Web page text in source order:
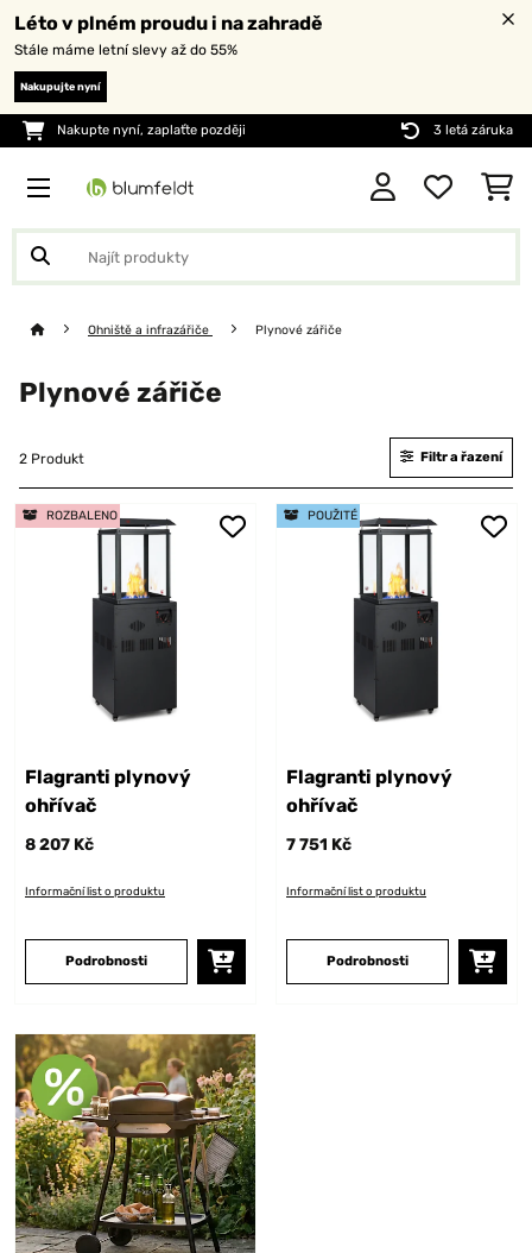
Léto v plném proudu i na zahradě
Stále máme letní slevy až do 55%
Nakupujte nyní
Nakupte nyní, zaplaťte později 3 letá záruka
Ohniště a infrazářiče Plynové zářiče
Plynové zářiče
2 Produkt Filtr a řazení
Flagranti plynový
ohřívač
8 207 Kč
Informační list o produktu
Podrobnosti
ROZBALENO
Flagranti plynový
ohřívač
7 751 Kč
Informační list o produktu
Podrobnosti
POUŽITÉ